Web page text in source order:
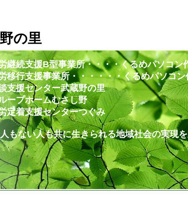
の里
継続支援B型事業所・・・・くるめパソ
・・・・・くるめパソコン作
武蔵野の里
むさし野
ターつぐみ
に生きられる地域社会の実現を願